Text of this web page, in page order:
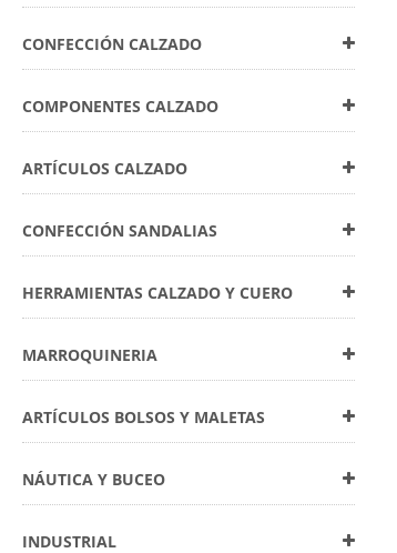
CONFECCIÓN CALZADO
COMPONENTES CALZADO
ARTÍCULOS CALZADO
CONFECCIÓN SANDALIAS
HERRAMIENTAS CALZADO Y CUERO
MARROQUINERIA
ARTÍCULOS BOLSOS Y MALETAS
NÁUTICA Y BUCEO
INDUSTRIAL